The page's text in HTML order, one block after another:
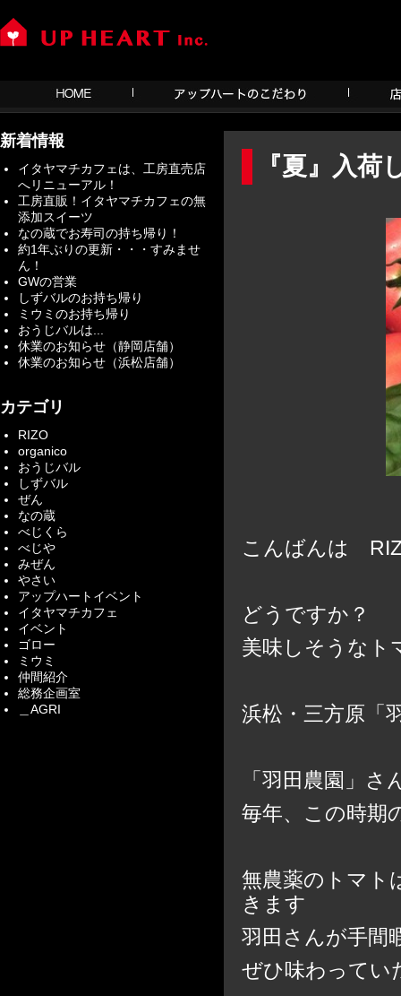
『夏』入荷
こんばんは
どうですか？
美味しそうなト
浜松・三方原「
「羽田農園」
毎年、この時期
無農薬のトマト
きます
羽田さんが手間
ぜひ味わってい
新着情報
イタヤマチカフェは、工房直売店
へリニューアル！
工房直販！イタヤマチカフェの無
添加スイーツ
なの蔵でお寿司の持ち帰り！
約1年ぶりの更新・・・すみませ
ん！
GWの営業
しずバルのお持ち帰り
ミウミのお持ち帰り
おうじバルは...
休業のお知らせ（静岡店舗）
休業のお知らせ（浜松店舗）
カテゴリ
RIZO
organico
おうじバル
しずバル
ぜん
なの蔵
べじくら
べじや
みぜん
やさい
アップハートイベント
イタヤマチカフェ
イベント
ゴロー
ミウミ
仲間紹介
総務企画室
＿AGRI